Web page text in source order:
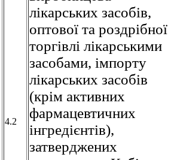
4.2
лікарських засобів,
оптової та роздрібної
торгівлі лікарськими
засобами, імпорту
лікарських засобів
(крім активних
фармацевтичних
інгредієнтів),
затверджених